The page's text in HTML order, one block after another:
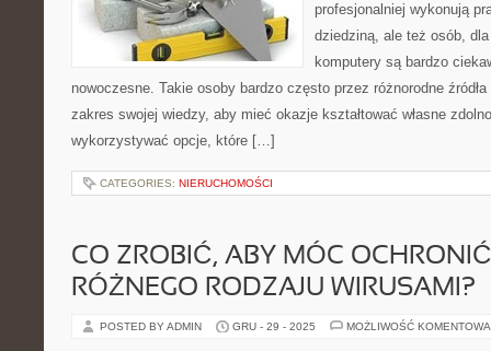
profesjonalniej wykonują
dziedziną, ale też osób,
komputery są bardzo
nowoczesne. Takie osoby bardzo często przez różnorodne
zakres swojej wiedzy, aby mieć okazje kształtować własne
wykorzystywać opcje, które […]
CATEGORIES: NIERUCHOMOŚCI
CO ZROBIĆ, ABY MÓC
RÓŻNEGO RODZAJU WIRUSAMI?
POSTED BY ADMIN GRU - 29 - 2025 MOŻLIWOŚĆ